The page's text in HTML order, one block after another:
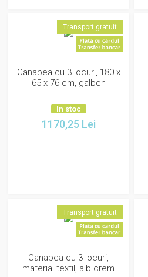
Transport gratuit
Canapea cu 3 locuri, 180 x
65 x 76 cm, galben
In stoc
1170,25 Lei
Transport gratuit
Canapea cu 3 locuri,
material textil, alb crem